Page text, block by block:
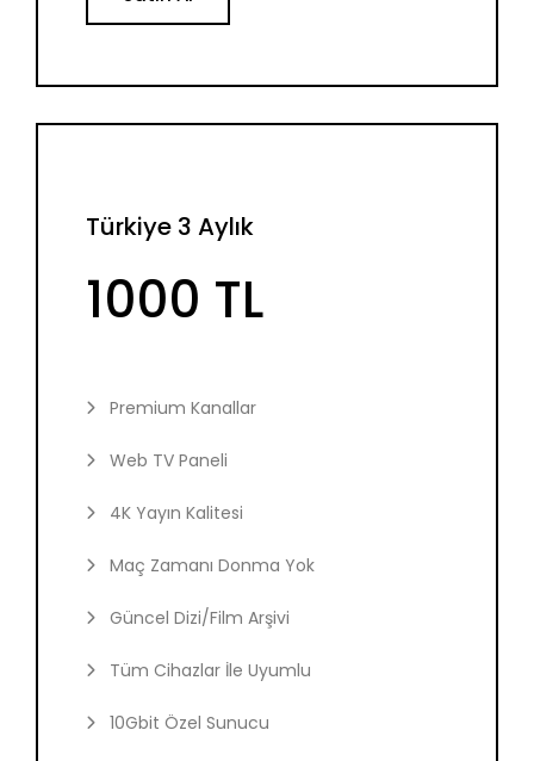
Türkiye 3 Aylık
1000 TL
Premium Kanallar
Web TV Paneli
4K Yayın Kalitesi
Maç Zamanı Donma Yok
Güncel Dizi/Film Arşivi
Tüm Cihazlar İle Uyumlu
10Gbit Özel Sunucu